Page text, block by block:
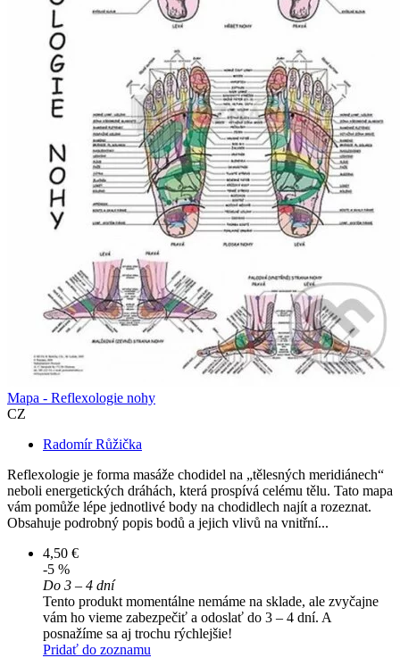
Mapa - Reflexologie nohy
CZ
Radomír Růžička
Reflexologie je forma masáže chodidel na „tělesných meridiánech“
neboli energetických dráhách, která prospívá celému tělu. Tato mapa
vám pomůže lépe jednotlivé body na chodidlech najít a rozeznat.
Obsahuje podrobný popis bodů a jejich vlivů na vnitřní...
4,50 €
-5 %
Do 3 – 4 dní
Tento produkt momentálne nemáme na sklade, ale zvyčajne
vám ho vieme zabezpečiť a odoslať do 3 – 4 dní. A
posnažíme sa aj trochu rýchlejšie!
Pridať do zoznamu